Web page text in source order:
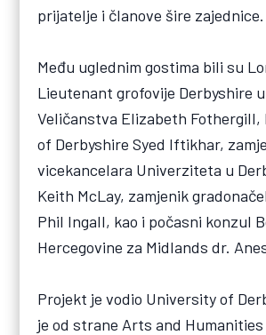
prijatelje i članove šire zajednice.
Među uglednim gostima bili su
Lieutenant grofovije Derbyshire
Veličanstva Elizabeth Fothergill,
of Derbyshire Syed Iftikhar,
vicekancelara Univerziteta u
Keith McLay, zamjenik
Phil Ingall, kao i počasni konzul
Hercegovine za Midlands dr.
Projekt je vodio University of
je od strane Arts and Humanities